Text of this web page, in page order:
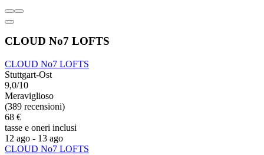
CLOUD No7 LOFTS
CLOUD No7 LOFTS
Stuttgart-Ost
9,0/10
Meraviglioso
(389 recensioni)
68 €
tasse e oneri inclusi
12 ago - 13 ago
CLOUD No7 LOFTS